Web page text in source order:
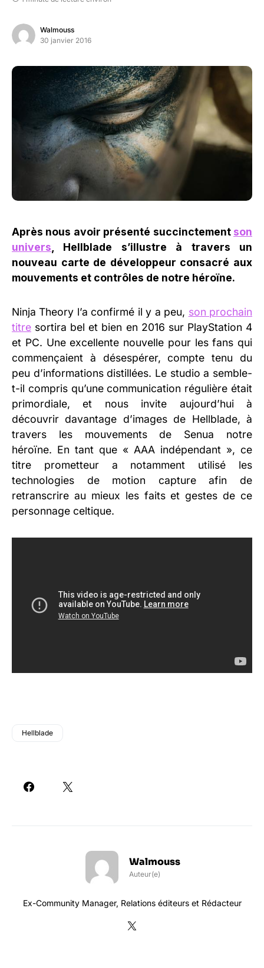
Walmouss
30 janvier 2016
Après nous avoir présenté succinctement son
univers , Hellblade s’illustre à travers un
nouveau carte de développeur consacré aux
mouvements et contrôles de notre héroïne.
Ninja Theory l’a confirmé il y a peu, son prochain
titre sortira bel et bien en 2016 sur PlayStation 4
et PC. Une excellente nouvelle pour les fans qui
commençaient à désespérer, compte tenu du
peu d’informations distillées. Le studio a semble-
t-il compris qu’une communication régulière était
primordiale, et nous invite aujourd’hui à
découvrir davantage d’images de Hellblade, à
travers les mouvements de Senua notre
héroïne. En tant que « AAA indépendant », ce
titre prometteur a notamment utilisé les
technologies de motion capture afin de
retranscrire au mieux les faits et gestes de ce
personnage celtique.
Hellblade
Walmouss
Auteur(e)
Ex-Community Manager, Relations éditeurs et Rédacteur